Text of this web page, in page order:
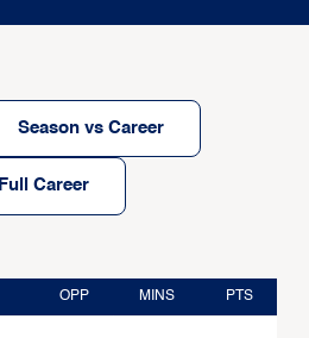
Season vs Career
Full Career
OPP MINS PTS